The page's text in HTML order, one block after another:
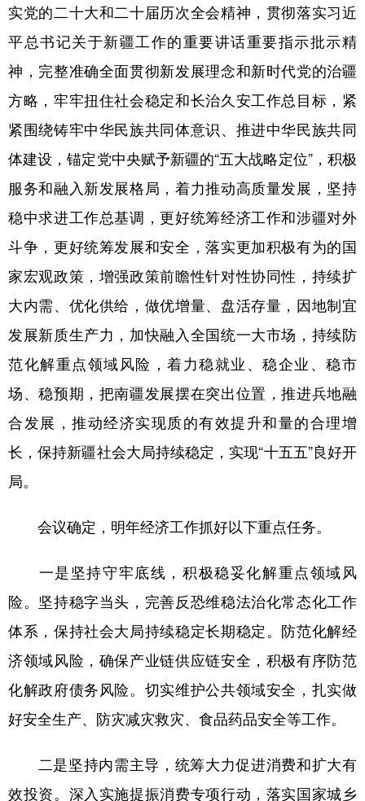
实党的二十大和二十届历次全会精神，贯彻落实习近
平总书记关于新疆工作的重要讲话重要指示批示精
神，完整准确全面贯彻新发展理念和新时代党的治疆
方略，牢牢扭住社会稳定和长治久安工作总目标，紧
紧围绕铸牢中华民族共同体意识、推进中华民族共同
体建设，锚定党中央赋予新疆的“五大战略定位”，积极
服务和融入新发展格局，着力推动高质量发展，坚持
稳中求进工作总基调，更好统筹经济工作和涉疆对外
斗争，更好统筹发展和安全，落实更加积极有为的国
家宏观政策，增强政策前瞻性针对性协同性，持续扩
大内需、优化供给，做优增量、盘活存量，因地制宜
发展新质生产力，加快融入全国统一大市场，持续防
范化解重点领域风险，着力稳就业、稳企业、稳市
场、稳预期，把南疆发展摆在突出位置，推进兵地融
合发展，推动经济实现质的有效提升和量的合理增
长，保持新疆社会大局持续稳定，实现“十五五”良好开
局。
会议确定，明年经济工作抓好以下重点任务。
一是坚持守牢底线，积极稳妥化解重点领域风
险。坚持稳字当头，完善反恐维稳法治化常态化工作
体系，保持社会大局持续稳定长期稳定。防范化解经
济领域风险，确保产业链供应链安全，积极有序防范
化解政府债务风险。切实维护公共领域安全，扎实做
好安全生产、防灾减灾救灾、食品药品安全等工作。
二是坚持内需主导，统筹大力促进消费和扩大有
效投资。深入实施提振消费专项行动，落实国家城乡